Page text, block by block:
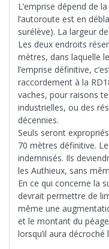
L’emprise dépend de
l’autoroute est en
surélève). La largeur
Les deux endroits
mètres, dans laquelle
l’emprise définitive,
raccordement à la
vaches, pour raisons
industrielles, ou des
décennies.
Seuls seront
70 mètres définitive.
indemnisés. Ils
les Authieux, sans
En ce qui concerne la
devrait permettre de
même une
et le montant du
lorsqu’il aura décroché